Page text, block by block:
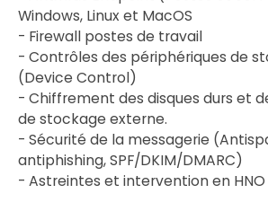
Windows, Linux et MacOS
- Firewall postes de travail
- Contrôles des périphériques de
(Device Control)
- Chiffrement des disques durs et
de stockage externe.
- Sécurité de la messagerie
antiphishing, SPF/DKIM/DMARC)
- Astreintes et intervention en